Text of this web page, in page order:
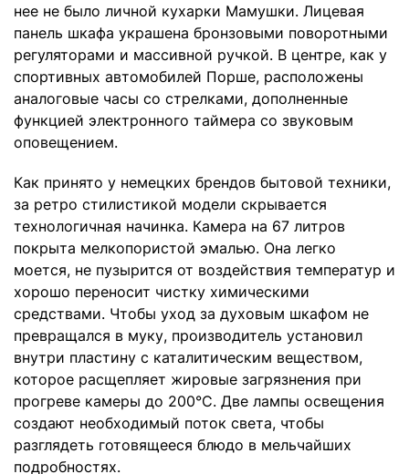
нее не было личной кухарки Мамушки. Лицевая
панель шкафа украшена бронзовыми поворотными
регуляторами и массивной ручкой. В центре, как у
спортивных автомобилей Порше, расположены
аналоговые часы со стрелками, дополненные
функцией электронного таймера со звуковым
оповещением.
Как принято у немецких брендов бытовой техники,
за ретро стилистикой модели скрывается
технологичная начинка. Камера на 67 литров
покрыта мелкопористой эмалью. Она легко
моется, не пузырится от воздействия температур и
хорошо переносит чистку химическими
средствами. Чтобы уход за духовым шкафом не
превращался в муку, производитель установил
внутри пластину с каталитическим веществом,
которое расщепляет жировые загрязнения при
прогреве камеры до 200°С. Две лампы освещения
создают необходимый поток света, чтобы
разглядеть готовящееся блюдо в мельчайших
подробностях.